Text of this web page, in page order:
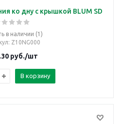
ко дну с крышкой BLUM SD
в наличии (1)
: Z10NG000
руб./шт
В корзину